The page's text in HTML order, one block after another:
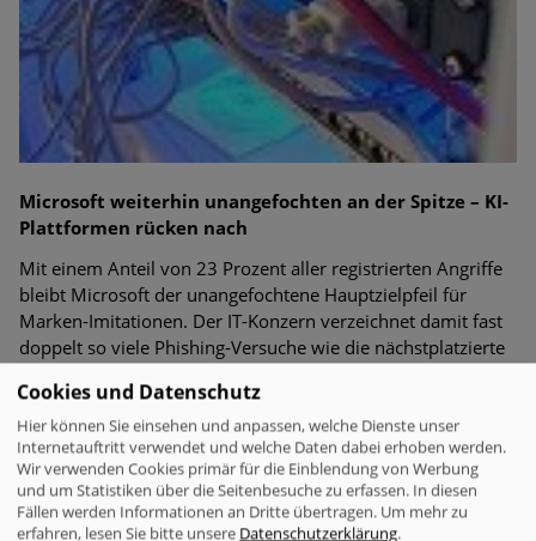
Microsoft weiterhin unangefochten an der Spitze – KI-
Plattformen rücken nach
Mit einem Anteil von 23 Prozent aller registrierten Angriffe
bleibt Microsoft der unangefochtene Hauptzielpfeil für
Marken-Imitationen. Der IT-Konzern verzeichnet damit fast
doppelt so viele Phishing-Versuche wie die nächstplatzierte
Business Security
IT-Probleme im Einzelhandel - Warum Software und
Transparenz entscheidend sind
Cookies und Datenschutz
Hier können Sie einsehen und anpassen, welche Dienste unser
Internetauftritt verwendet und welche Daten dabei erhoben werden.
Wir verwenden Cookies primär für die Einblendung von Werbung
und um Statistiken über die Seitenbesuche zu erfassen. In diesen
Fällen werden Informationen an Dritte übertragen. Um mehr zu
erfahren, lesen Sie bitte unsere Datenschutzerklärung.